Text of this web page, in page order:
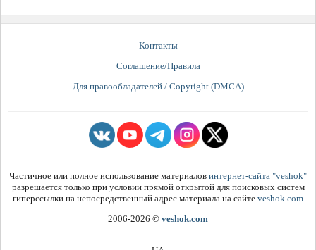
Контакты
Соглашение/Правила
Для правообладателей / Copyright (DMCA)
Частичное или полное использование материалов интернет-сайта "veshok"
разрешается только при условии прямой открытой для поисковых систем
гиперссылки на непосредственный адрес материала на сайте veshok.com
2006-2026 © veshok.com